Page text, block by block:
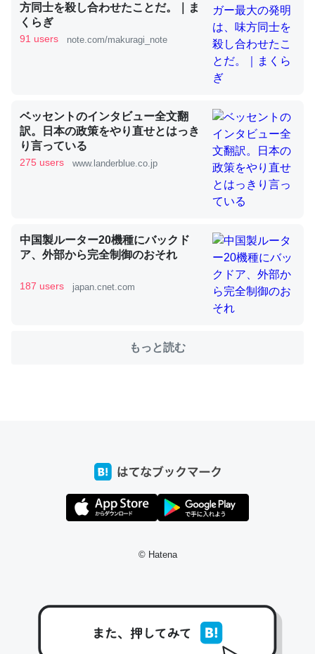
これを元に考えるとカルシウムを大量に使う脊椎動物と貝
類は苦労してるんだな…。腹足類だと殻を無くしてナメク
─ニュース :: 【研究発表】昆虫学の大問題＝「昆虫はなぜ海にいな
いのか」に関する新仮説
ちぼちRingも置こうかと画策中。あと、Googleマップで
位置情報を共有してる。電池残量や充電中かが分かるので
─たまにLINEするくらいだった遠方の父67歳と僕。ITツール導入で
コミュニケーションが劇的に変化した｜tayorini by LIFULL介護
コミュニケーションが劇的に変化した｜tayorini by LIFULL介護
私も3年前ぐらいに祖母の家に設置した。ポケットWifiみ
https://toyoshi.hatenablog.com/entry/2019/05/15/1805
─たまにLINEするくらいだった遠方の父67歳と僕。ITツール導入で
方同士を殺し合わせたことだ。｜ま
くらぎ
91 users note.com/makuragi_note
ベッセントのインタビュー全文翻
訳。日本の政策をやり直せとはっき
り言っている
275 users www.landerblue.co.jp
中国製ルーター20機種にバックド
ア、外部から完全制御のおそれ
187 users japan.cnet.com
もっと読む
© Hatena